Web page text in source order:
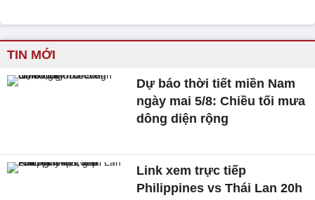
TIN MỚI
Dự báo thời tiết miền Nam
ngày mai 5/8: Chiều tối mưa
dông diện rộng
Link xem trực tiếp
Philippines vs Thái Lan 20h